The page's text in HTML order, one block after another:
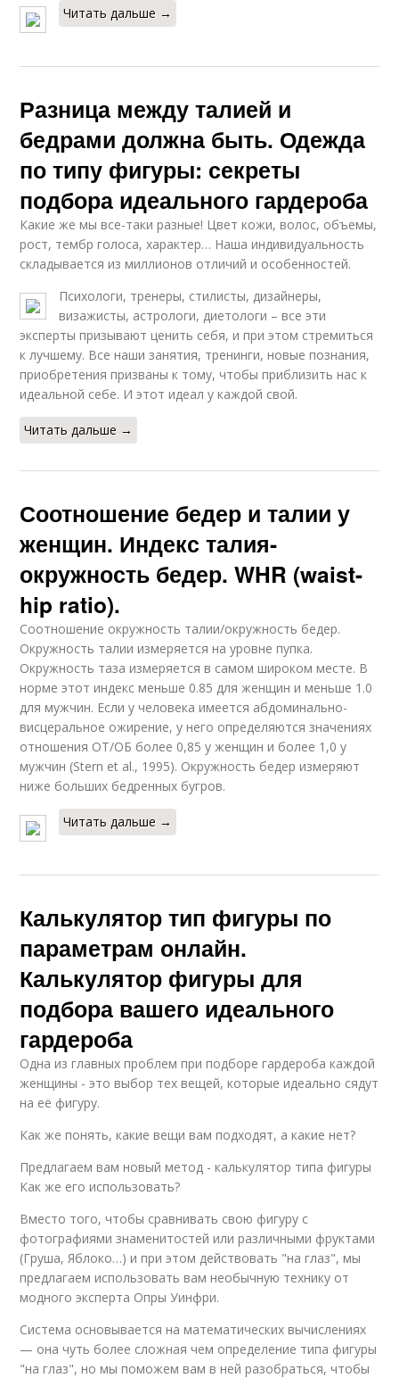
Читать дальше →
Разница между талией и
бедрами должна быть. Одежда
по типу фигуры: секреты
подбора идеального гардероба
Какие же мы все-таки разные! Цвет кожи, волос, объемы,
рост, тембр голоса, характер… Наша индивидуальность
складывается из миллионов отличий и особенностей.
Психологи, тренеры, стилисты, дизайнеры,
визажисты, астрологи, диетологи – все эти
эксперты призывают ценить себя, и при этом стремиться
к лучшему. Все наши занятия, тренинги, новые познания,
приобретения призваны к тому, чтобы приблизить нас к
идеальной себе. И этот идеал у каждой свой.
Читать дальше →
Соотношение бедер и талии у
женщин. Индекс талия-
окружность бедер. WHR (waist-
hip ratio).
Соотношение окружность талии/окружность бедер.
Окружность талии измеряется на уровне пупка.
Окружность таза измеряется в самом широком месте. В
норме этот индекс меньше 0.85 для женщин и меньше 1.0
для мужчин. Если у человека имеется абдоминально-
висцеральное ожирение, у него определяются значениях
отношения ОТ/ОБ более 0,85 у женщин и более 1,0 у
мужчин (Stern et al., 1995). Окружность бедер измеряют
ниже больших бедренных бугров.
Читать дальше →
Калькулятор тип фигуры по
параметрам онлайн.
Калькулятор фигуры для
подбора вашего идеального
гардероба
Одна из главных проблем при подборе гардероба каждой
женщины - это выбор тех вещей, которые идеально сядут
на её фигуру.
Как же понять, какие вещи вам подходят, а какие нет?
Предлагаем вам новый метод - калькулятор типа фигуры
Как же его использовать?
Вместо того, чтобы сравнивать свою фигуру с
фотографиями знаменитостей или различными фруктами
(Груша, Яблоко…) и при этом действовать "на глаз", мы
предлагаем использовать вам необычную технику от
модного эксперта Опры Уинфри.
Система основывается на математических вычислениях
— она чуть более сложная чем определение типа фигуры
"на глаз", но мы поможем вам в ней разобраться, чтобы